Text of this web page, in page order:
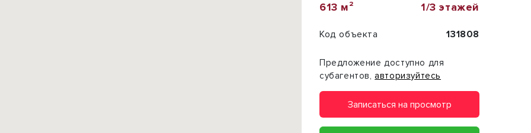
613 м² 1/3 этажей
Код объекта 131808
Предложение доступно для
субагентов,авторизуйтесь
Записаться на просмотр